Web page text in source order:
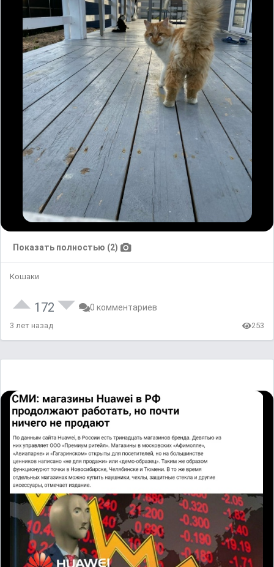
Показать полностью (2)
Кошаки
172 0 комментариев
3 лет назад 253